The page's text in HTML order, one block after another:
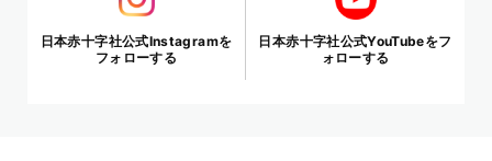
日本赤十字社公式Instagramを
フォローする
日本赤十字社公式YouTubeをフ
ォローする